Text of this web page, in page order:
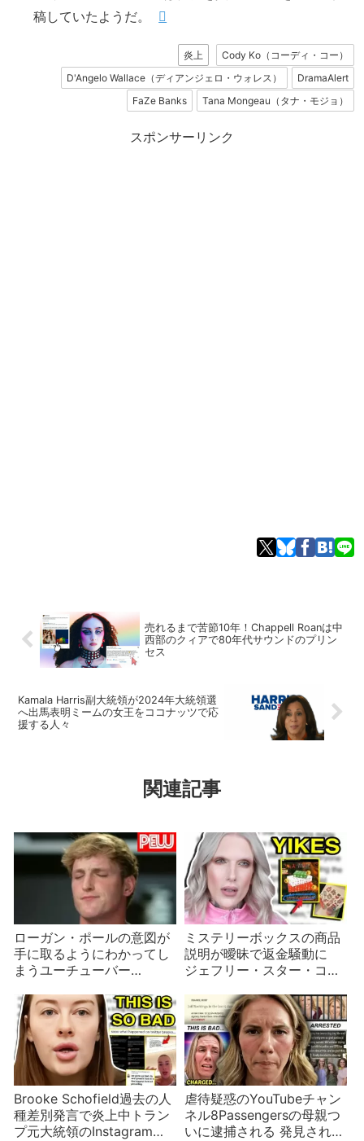
稿していたようだ。
炎上
Cody Ko（コーディ・コー）
D'Angelo Wallace（ディアンジェロ・ウォレス）
DramaAlert
FaZe Banks
Tana Mongeau（タナ・モジョ）
スポンサーリンク
売れるまで苦節10年！Chappell Roanは中
西部のクィアで80年代サウンドのプリン
セス
Kamala Harris副大統領が2024年大統領選
へ出馬表明ミームの女王をココナッツで応
援する人々
関連記事
ローガン・ポールの意図が
手に取るようにわかってし
まうユーチューバー
ミステリーボックスの商品
説明が曖昧で返金騒動に
ジェフリー・スター・コス
Brooke Schofield過去の人
種差別発言で炎上中トラン
プ元大統領のInstagramに
虐待疑惑のYouTubeチャン
ネル8Passengersの母親つ
いに逮捕される 発見された